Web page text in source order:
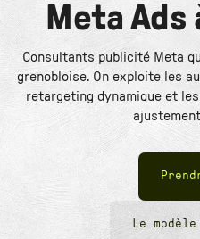
Meta Ads
Consultants publicité Meta
grenobloise. On exploite les
retargeting dynamique et
Le